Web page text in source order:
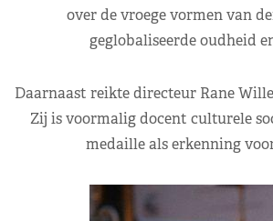
over de vroege vormen van
geglobaliseerde oudheid
Daarnaast reikte directeur Rane
Zij is voormalig docent culturele
medaille als erkenning